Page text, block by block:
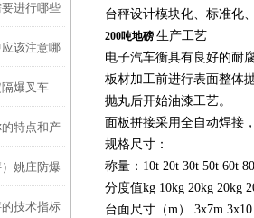
进行哪些
该注意哪
爆叉车
甸隔爆台
特点和产
姚庄防爆
技术指标
台秤设计模块化、标准化
200吨地磅 生产工艺
电子汽车衡具有良好的耐
板材加工前进行表面整体
抛丸后开始油漆工艺。
面板拼接采用全自动焊接
规格尺寸：
称量：10t 20t 30t 50t 60t
分度值kg 10kg 20kg 20kg
台面尺寸（m） 3x7m